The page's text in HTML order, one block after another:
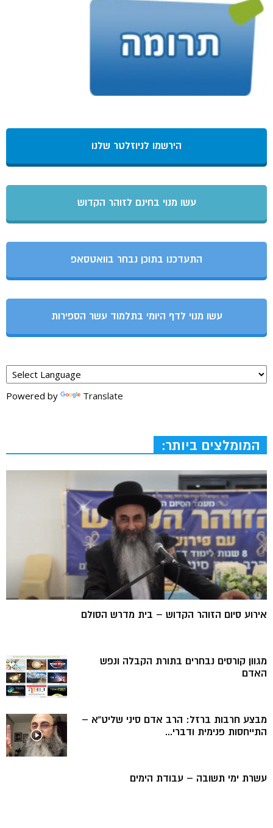
הירשמו לניוזלטר שלנו
עשו מנוי בחינם לזוהר הקדוש
התעדכנו בתוכן נבחר בוואטסאפ
עשו מנוי לדף היומי בתלמוד עשר הספירות
Powered by Translate
המומלצים ביותר:
אירוע סיום הזוהר הקדוש – בית מדרש הסולם
מגוון קורסים נבחרים בתורת הקבלה ונפש
האדם
מבצע חרבות ברזל: הרב אדם סיני שליט”א –
התייחסות פנימית ודברי...
עשרת ימי תשובה – עבודת הימים